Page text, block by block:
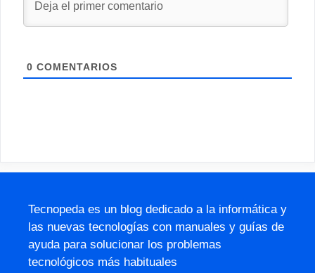
0 COMENTARIOS
Tecnopeda es un blog dedicado a la informática y
las nuevas tecnologías con manuales y guías de
ayuda para solucionar los problemas
tecnológicos más habituales